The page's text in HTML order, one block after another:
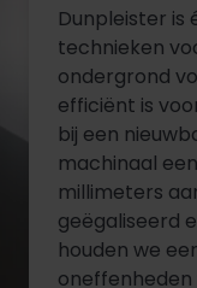
Dunpleister is
technieken
ondergrond
efficiënt is
bij een
machinaal
millimeters
geëgaliseerd
houden we
oneffenheden